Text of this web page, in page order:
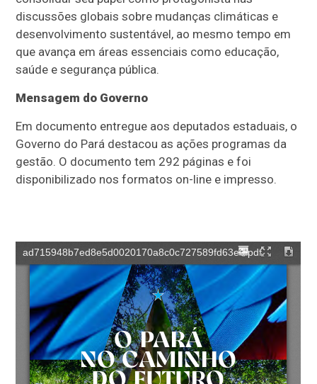
discussões globais sobre mudanças climáticas e
desenvolvimento sustentável, ao mesmo tempo em
que avança em áreas essenciais como educação,
saúde e segurança pública.
Mensagem do Governo
Em documento entregue aos deputados estaduais, o
Governo do Pará destacou as ações programas da
gestão. O documento tem 292 páginas e foi
disponibilizado nos formatos on-line e impresso.